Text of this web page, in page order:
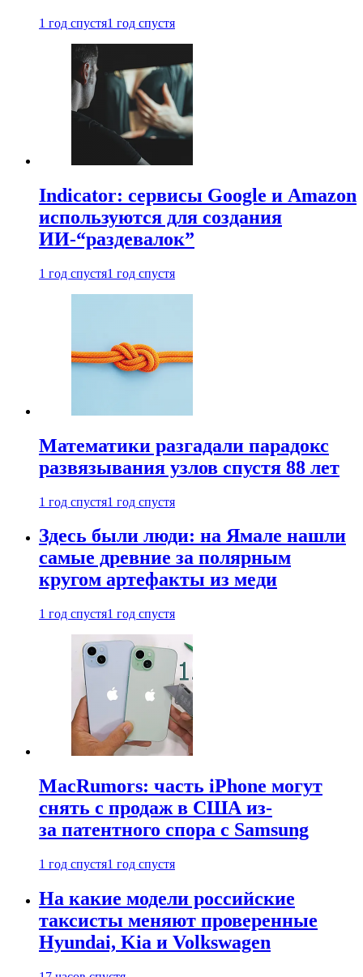
1 год спустя1 год спустя
Indicator: сервисы Google и Amazon
используются для создания
ИИ-“раздевалок”
1 год спустя1 год спустя
Математики разгадали парадокс
развязывания узлов спустя 88 лет
1 год спустя1 год спустя
Здесь были люди: на Ямале нашли
самые древние за полярным
кругом артефакты из меди
1 год спустя1 год спустя
MacRumors: часть iPhone могут
снять с продаж в США из-
за патентного спора с Samsung
1 год спустя1 год спустя
На какие модели российские
таксисты меняют проверенные
Hyundai, Kia и Volkswagen